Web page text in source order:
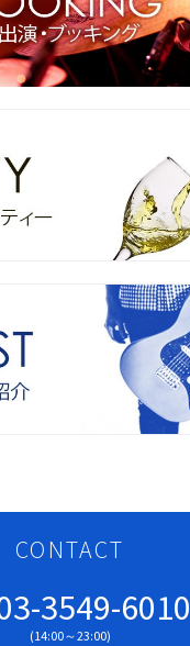
CONTACT
3549-6010
(14:00～23:00)